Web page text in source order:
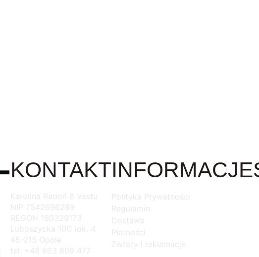
KONTAKT
Karolina Radoń 8 Vastu
NIP 7542696289
REGON 160329173
Luboszycka 10C lok. 4
45-215 Opole
tel: +48 603 809 477
INFORMACJE
Polityka Prywatności
Regulamin
Dostawa
Płatności
Zwroty i reklamacje